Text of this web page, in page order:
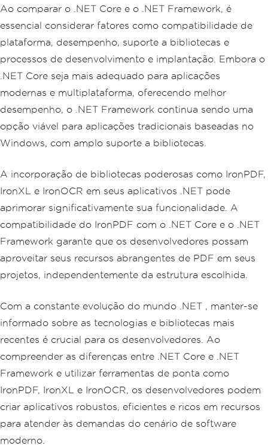
Ao comparar o .NET Core e o .NET Framework, é
essencial considerar fatores como compatibilidade de
plataforma, desempenho, suporte a bibliotecas e
processos de desenvolvimento e implantação. Embora o
.NET Core seja mais adequado para aplicações
modernas e multiplataforma, oferecendo melhor
desempenho, o .NET Framework continua sendo uma
opção viável para aplicações tradicionais baseadas no
Windows, com amplo suporte a bibliotecas.
A incorporação de bibliotecas poderosas como IronPDF,
IronXL e IronOCR em seus aplicativos .NET pode
aprimorar significativamente sua funcionalidade. A
compatibilidade do IronPDF com o .NET Core e o .NET
Framework garante que os desenvolvedores possam
aproveitar seus recursos abrangentes de PDF em seus
projetos, independentemente da estrutura escolhida.
Com a constante evolução do mundo .NET , manter-se
informado sobre as tecnologias e bibliotecas mais
recentes é crucial para os desenvolvedores. Ao
compreender as diferenças entre .NET Core e .NET
Framework e utilizar ferramentas de ponta como
IronPDF, IronXL e IronOCR, os desenvolvedores podem
criar aplicativos robustos, eficientes e ricos em recursos
para atender às demandas do cenário de software
moderno.